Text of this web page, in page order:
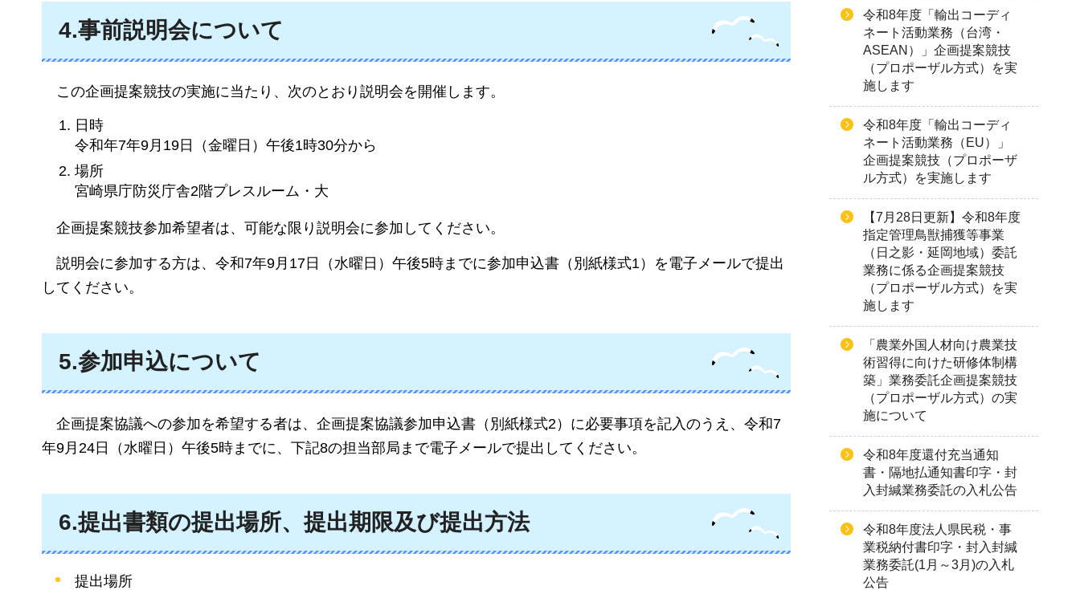
4.事前説明会について
この企画提案競技の実施に当たり、次のとおり説明会を開催します。
日時
令和年7年9月19日（金曜日）午後1時30分から
場所
宮崎県庁防災庁舎2階プレスルーム・大
企画提案競技参加希望者は、可能な限り説明会に参加してください。
説明会に参加する方は、令和7年9月17日（水曜日）午後5時までに参加申込書（別紙様式1）を電子メールで提出
してください。
5.参加申込について
企画提案協議への参加を希望する者は、企画提案協議参加申込書（別紙様式2）に必要事項を記入のうえ、令和7
年9月24日（水曜日）午後5時までに、下記8の担当部局まで電子メールで提出してください。
6.提出書類の提出場所、提出期限及び提出方法
提出場所
令和8年度「輸出コーディ
ネート活動業務（台湾・
ASEAN）」企画提案競技
（プロポーザル方式）を実
施します
令和8年度「輸出コーディ
ネート活動業務（EU）」
企画提案競技（プロポーザ
ル方式）を実施します
【7月28日更新】令和8年度
指定管理鳥獣捕獲等事業
（日之影・延岡地域）委託
業務に係る企画提案競技
（プロポーザル方式）を実
施します
「農業外国人材向け農業技
術習得に向けた研修体制構
築」業務委託企画提案競技
（プロポーザル方式）の実
施について
令和8年度還付充当通知
書・隔地払通知書印字・封
入封緘業務委託の入札公告
令和8年度法人県民税・事
業税納付書印字・封入封緘
業務委託(1月～3月)の入札
公告